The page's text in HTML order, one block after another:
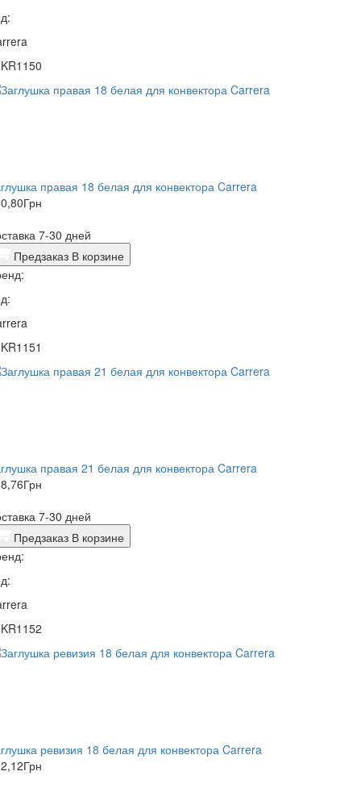
правая 18 белая для конвектора Carrera
Грн
7-30 дней
Предзаказ В корзине
правая 21 белая для конвектора Carrera
Грн
7-30 дней
Предзаказ В корзине
ревизия 18 белая для конвектора Carrera
Грн